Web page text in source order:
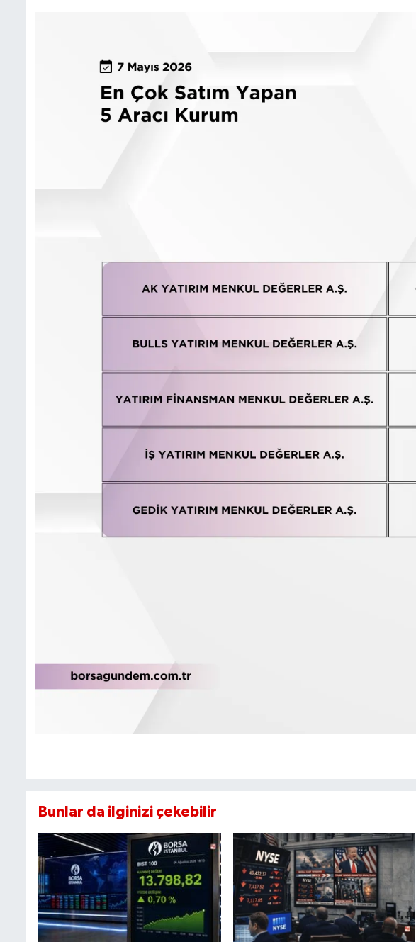
Bunlar da ilginizi çekebilir